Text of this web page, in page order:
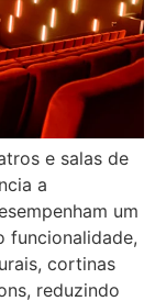
e salas de
a
um
funcionalidade,
cortinas
reduzindo